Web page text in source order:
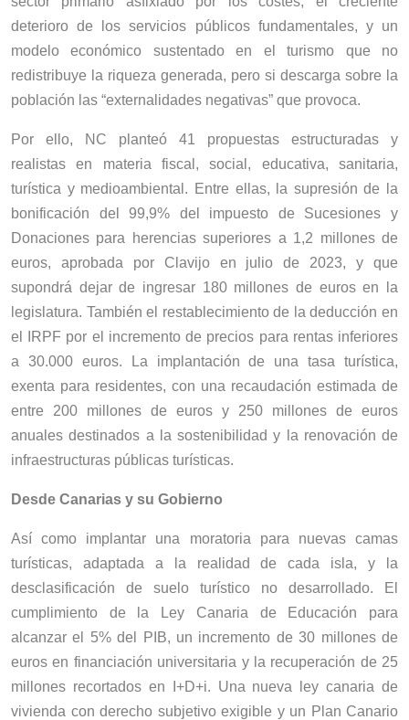
deterioro de los servicios públicos fundamentales, y un
modelo económico sustentado en el turismo que no
redistribuye la riqueza generada, pero si descarga sobre la
población las “externalidades negativas” que provoca.
Por ello, NC planteó 41 propuestas estructuradas y
realistas en materia fiscal, social, educativa, sanitaria,
turística y medioambiental. Entre ellas, la supresión de la
bonificación del 99,9% del impuesto de Sucesiones y
Donaciones para herencias superiores a 1,2 millones de
euros, aprobada por Clavijo en julio de 2023, y que
supondrá dejar de ingresar 180 millones de euros en la
legislatura. También el restablecimiento de la deducción en
el IRPF por el incremento de precios para rentas inferiores
a 30.000 euros. La implantación de una tasa turística,
exenta para residentes, con una recaudación estimada de
entre 200 millones de euros y 250 millones de euros
anuales destinados a la sostenibilidad y la renovación de
infraestructuras públicas turísticas.
Desde Canarias y su Gobierno
Así como implantar una moratoria para nuevas camas
turísticas, adaptada a la realidad de cada isla, y la
desclasificación de suelo turístico no desarrollado. El
cumplimiento de la Ley Canaria de Educación para
alcanzar el 5% del PIB, un incremento de 30 millones de
euros en financiación universitaria y la recuperación de 25
millones recortados en I+D+i. Una nueva ley canaria de
vivienda con derecho subjetivo exigible y un Plan Canario